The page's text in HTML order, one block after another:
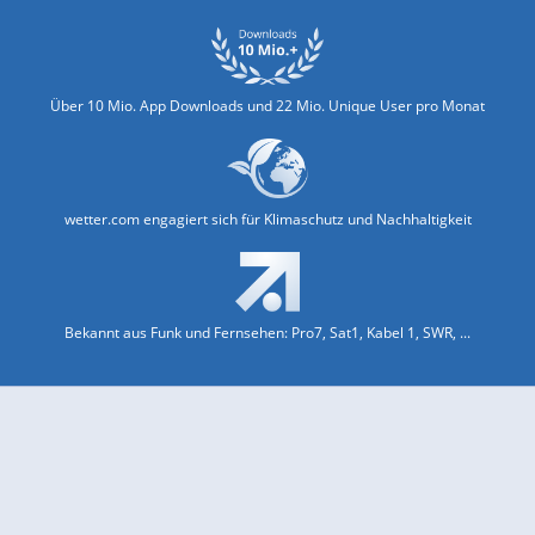
Über 10 Mio. App Downloads und 22 Mio. Unique User pro Monat
wetter.com engagiert sich für Klimaschutz und Nachhaltigkeit
Bekannt aus Funk und Fernsehen: Pro7, Sat1, Kabel 1, SWR, ...